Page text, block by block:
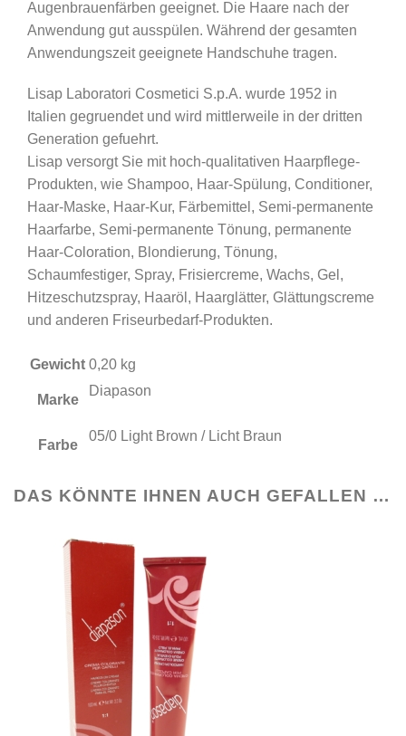
Augenbrauenfärben geeignet. Die Haare nach der
Anwendung gut ausspülen. Während der gesamten
Anwendungszeit geeignete Handschuhe tragen.
Lisap Laboratori Cosmetici S.p.A. wurde 1952 in
Italien gegruendet und wird mittlerweile in der dritten
Generation gefuehrt.
Lisap versorgt Sie mit hoch-qualitativen Haarpflege-
Produkten, wie Shampoo, Haar-Spülung, Conditioner,
Haar-Maske, Haar-Kur, Färbemittel, Semi-permanente
Haarfarbe, Semi-permanente Tönung, permanente
Haar-Coloration, Blondierung, Tönung,
Schaumfestiger, Spray, Frisiercreme, Wachs, Gel,
Hitzeschutzspray, Haaröl, Haarglätter, Glättungscreme
und anderen Friseurbedarf-Produkten.
Gewicht 0,20 kg
Marke
Diapason
Farbe
05/0 Light Brown / Licht Braun
DAS KÖNNTE IHNEN AUCH GEFALLEN …